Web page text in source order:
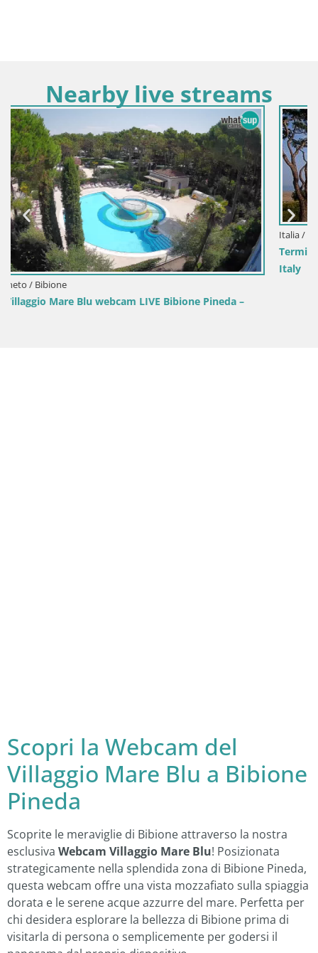
Nearby live streams
Italia / Veneto / Jesolo
Termini Beach Hotel & Suites – Jesolo Lido webcam Live –
Italy
Scopri la Webcam del
Villaggio Mare Blu a Bibione
Pineda
Scoprite le meraviglie di Bibione attraverso la nostra
esclusiva Webcam Villaggio Mare Blu! Posizionata
strategicamente nella splendida zona di Bibione Pineda,
questa webcam offre una vista mozzafiato sulla spiaggia
dorata e le serene acque azzurre del mare. Perfetta per
chi desidera esplorare la bellezza di Bibione prima di
visitarla di persona o semplicemente per godersi il